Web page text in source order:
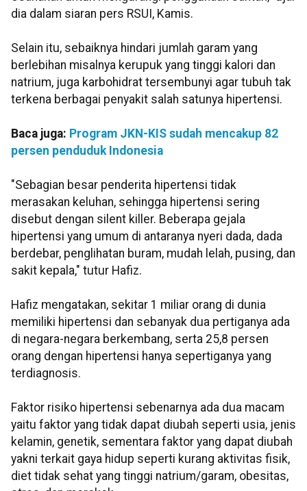
dia dalam siaran pers RSUI, Kamis.
Selain itu, sebaiknya hindari jumlah garam yang
berlebihan misalnya kerupuk yang tinggi kalori dan
natrium, juga karbohidrat tersembunyi agar tubuh tak
terkena berbagai penyakit salah satunya hipertensi.
Baca juga: Program JKN-KIS sudah mencakup 82
persen penduduk Indonesia
"Sebagian besar penderita hipertensi tidak
merasakan keluhan, sehingga hipertensi sering
disebut dengan silent killer. Beberapa gejala
hipertensi yang umum di antaranya nyeri dada, dada
berdebar, penglihatan buram, mudah lelah, pusing, dan
sakit kepala," tutur Hafiz.
Hafiz mengatakan, sekitar 1 miliar orang di dunia
memiliki hipertensi dan sebanyak dua pertiganya ada
di negara-negara berkembang, serta 25,8 persen
orang dengan hipertensi hanya sepertiganya yang
terdiagnosis.
Faktor risiko hipertensi sebenarnya ada dua macam
yaitu faktor yang tidak dapat diubah seperti usia, jenis
kelamin, genetik, sementara faktor yang dapat diubah
yakni terkait gaya hidup seperti kurang aktivitas fisik,
diet tidak sehat yang tinggi natrium/garam, obesitas,